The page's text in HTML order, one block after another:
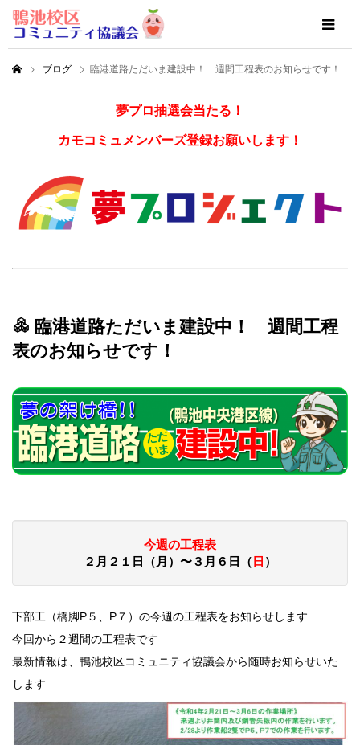
ブログ 臨港道路ただいま建設中！ 週間工程表のお知らせです！
夢プロ抽選会当たる！
カモコミュメンバーズ登録お願いします！
臨港道路ただいま建設中！ 週間工程
表のお知らせです！
今週の工程表
２月２１日（月）〜３月６日（ 日 ）
下部工（橋脚P５、P７）の今週の工程表をお知らせします
今回から２週間の工程表です
最新情報は、鴨池校区コミュニティ協議会から随時お知らせいた
します